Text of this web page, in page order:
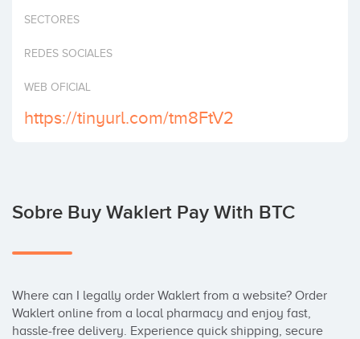
Invertir
SECTORES
REDES SOCIALES
WEB OFICIAL
https://tinyurl.com/tm8FtV2
Sobre Buy Waklert Pay With BTC
Where can I legally order Waklert from a website? Order
Waklert online from a local pharmacy and enjoy fast,
hassle-free delivery. Experience quick shipping, secure